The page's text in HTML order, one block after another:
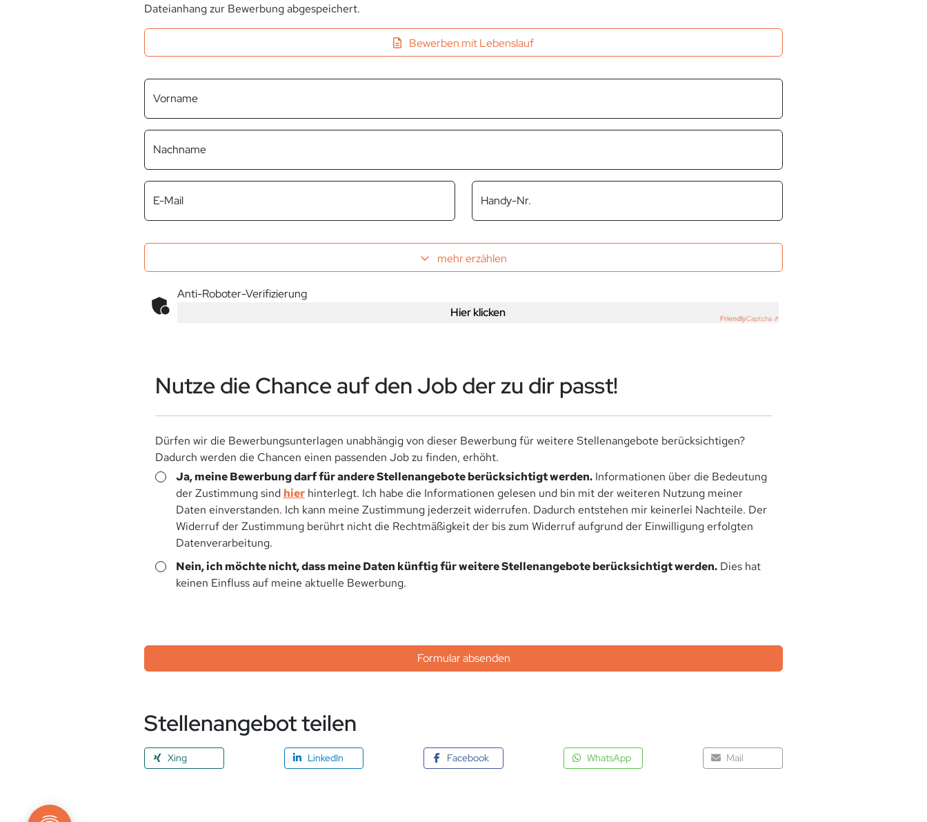
Dateianhang zur Bewerbung abgespeichert.
Bewerben mit Lebenslauf
Vorname
Nachname
E-Mail Handy-Nr.
mehr erzählen
Anti-Roboter-Verifizierung
Hier klicken
FriendlyCaptcha ⇗
Nutze die Chance auf den Job der zu dir passt!
Dürfen wir die Bewerbungsunterlagen unabhängig von dieser Bewerbung für weitere Stellenangebote berücksichtigen?
Dadurch werden die Chancen einen passenden Job zu finden, erhöht.
Ja, meine Bewerbung darf für andere Stellenangebote berücksichtigt werden.Informationen über die Bedeutung
der Zustimmung sind hierhinterlegt. Ich habe die Informationen gelesen und bin mit der weiteren Nutzung meiner
Daten einverstanden. Ich kann meine Zustimmung jederzeit widerrufen. Dadurch entstehen mir keinerlei Nachteile. Der
Widerruf der Zustimmung berührt nicht die Rechtmäßigkeit der bis zum Widerruf aufgrund der Einwilligung erfolgten
Datenverarbeitung.
Nein, ich möchte nicht, dass meine Daten künftig für weitere Stellenangebote berücksichtigt werden.Dies hat
keinen Einfluss auf meine aktuelle Bewerbung.
Formular absenden
Stellenangebot teilen
Xing LinkedIn Facebook WhatsApp Mail